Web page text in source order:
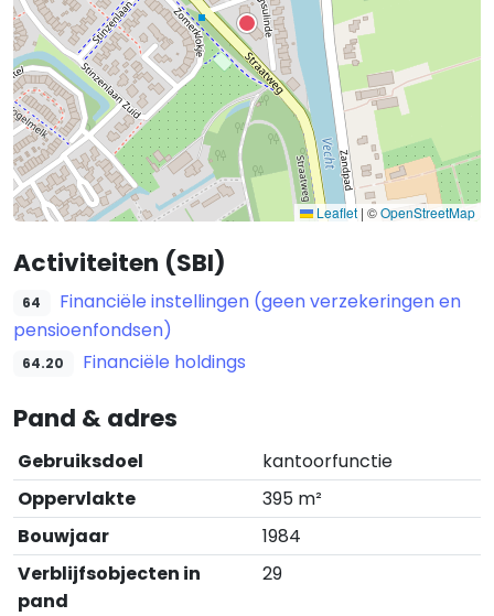
Leaflet | ©OpenStreetMap
Activiteiten (SBI)
64
Financiële instellingen (geen verzekeringen en
pensioenfondsen)
64.20 Financiële holdings
Pand & adres
Gebruiksdoel
kantoorfunctie
Oppervlakte
395 m²
Bouwjaar
1984
Verblijfsobjecten in
pand
29